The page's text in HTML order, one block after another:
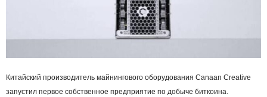
Китайский производитель майнингового оборудования Canaan Creative
запустил первое собственное предприятие по добыче биткоина.